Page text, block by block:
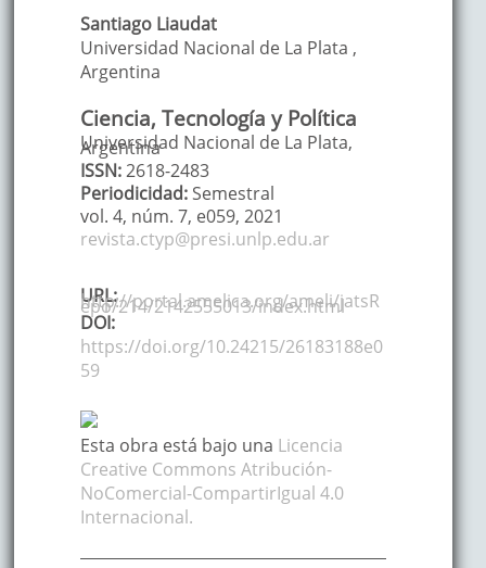
Santiago Liaudat
Universidad Nacional de La Plata ,
Argentina
Ciencia, Tecnología y Política
Universidad Nacional de La Plata,
Argentina
ISSN:2618-2483
Periodicidad: Semestral
vol. 4, núm. 7, e059, 2021
revista.ctyp@presi.unlp.edu.ar
URL:
http://portal.amelica.org/ameli/jatsR
epo/214/2142555013/index.html
DOI:
https://doi.org/10.24215/26183188e0
59
Esta obra está bajo una Licencia
Creative Commons Atribución-
NoComercial-CompartirIgual 4.0
Internacional.